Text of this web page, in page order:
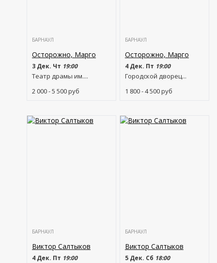
БАРНАУЛ
Осторожно, Марго
3 Дек. Чт 19:00
Театр драмы им....
2 000 - 5 500руб
БАРНАУЛ
Осторожно, Марго
4 Дек. Пт 19:00
Городской дворец...
1 800 - 4 500руб
БАРНАУЛ
Виктор Салтыков
4 Дек. Пт 19:00
БАРНАУЛ
Виктор Салтыков
5 Дек. Сб 18:00